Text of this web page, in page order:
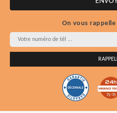
On vous